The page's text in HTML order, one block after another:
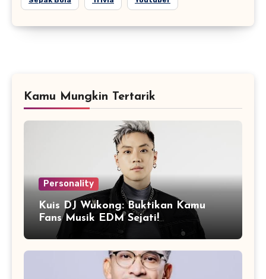
Kamu Mungkin Tertarik
Personality
Kuis DJ Wukong: Buktikan Kamu
Fans Musik EDM Sejati!